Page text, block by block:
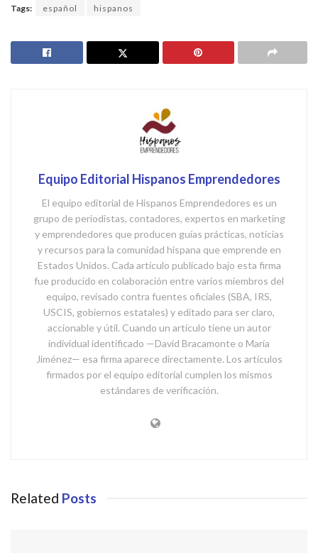
Tags: español hispanos
Equipo Editorial Hispanos Emprendedores
El equipo editorial de Hispanos Emprendedores es un
grupo de periodistas, contadores, expertos en marketing
y emprendedores que producen guías prácticas, noticias
y recursos para la comunidad hispana que emprende en
Estados Unidos. Cada artículo publicado bajo esta firma
fue producido en colaboración entre varios miembros del
equipo, revisado contra fuentes oficiales (SBA, IRS,
USCIS, gobiernos estatales) y editado para ser claro,
accionable y útil. Cuando un artículo tiene un autor
individual identificado —David Bracamonte o María
Jiménez— esa firma aparece directamente. Los artículos
firmados por el equipo editorial cumplen los mismos
estándares de verificación.
Related Posts